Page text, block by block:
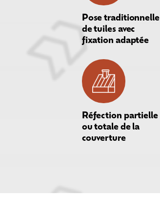
Pose traditionnelle
de tuiles avec
fixation adaptée
Réfection partielle
ou totale de la
couverture